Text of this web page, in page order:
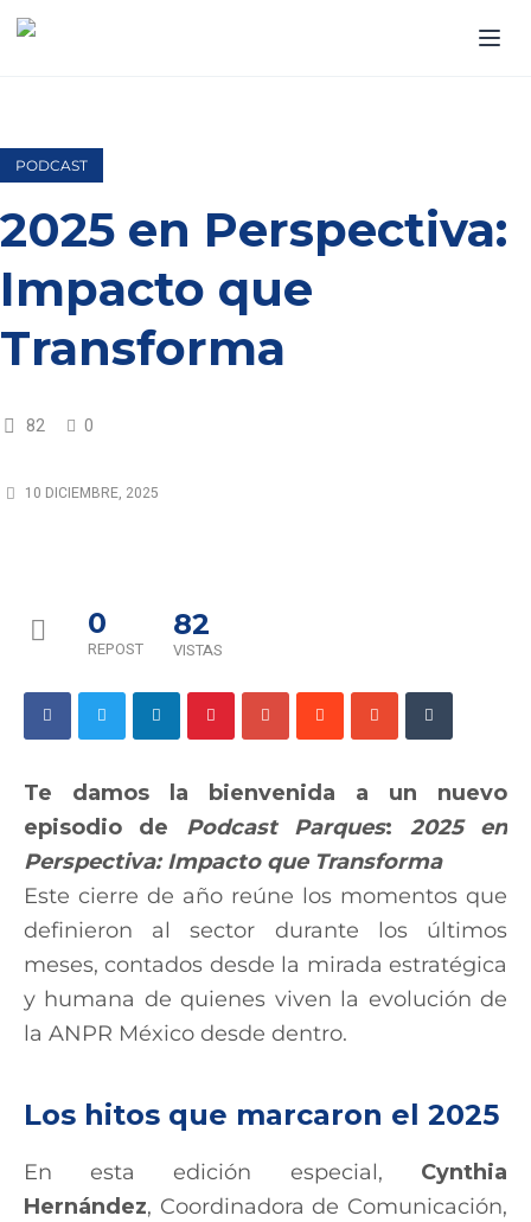
PODCAST
2025 en Perspectiva:
Impacto que
Transforma
82 0
10 DICIEMBRE, 2025
0
REPOST
82
VISTAS
Te damos la bienvenida a un nuevo
episodio de Podcast Parques: 2025 en
Perspectiva: Impacto que Transforma
Este cierre de año reúne los momentos que
definieron al sector durante los últimos
meses, contados desde la mirada estratégica
y humana de quienes viven la evolución de
la ANPR México desde dentro.
Los hitos que marcaron el 2025
En esta edición especial, Cynthia
Hernández, Coordinadora de Comunicación,